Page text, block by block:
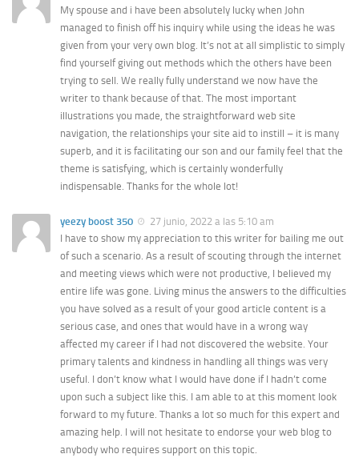
My spouse and i have been absolutely lucky when John
managed to finish off his inquiry while using the ideas he was
given from your very own blog. It’s not at all simplistic to simply
find yourself giving out methods which the others have been
trying to sell. We really fully understand we now have the
writer to thank because of that. The most important
illustrations you made, the straightforward web site
navigation, the relationships your site aid to instill – it is many
superb, and it is facilitating our son and our family feel that the
theme is satisfying, which is certainly wonderfully
indispensable. Thanks for the whole lot!
yeezy boost 350
27 junio, 2022 a las 5:10 am
I have to show my appreciation to this writer for bailing me out
of such a scenario. As a result of scouting through the internet
and meeting views which were not productive, I believed my
entire life was gone. Living minus the answers to the difficulties
you have solved as a result of your good article content is a
serious case, and ones that would have in a wrong way
affected my career if I had not discovered the website. Your
primary talents and kindness in handling all things was very
useful. I don’t know what I would have done if I hadn’t come
upon such a subject like this. I am able to at this moment look
forward to my future. Thanks a lot so much for this expert and
amazing help. I will not hesitate to endorse your web blog to
anybody who requires support on this topic.